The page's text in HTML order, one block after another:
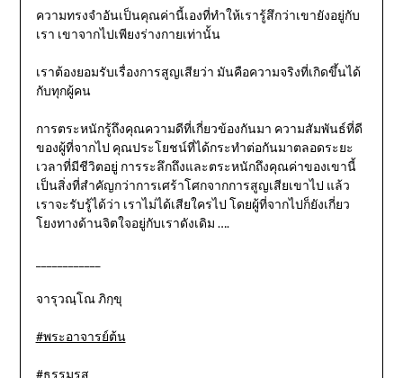
ความทรงจำอันเป็นคุณค่านี้เองที่ทำให้เรารู้สึกว่าเขายังอยู่กับ
เรา เขาจากไปเพียงร่างกายเท่านั้น
เราต้องยอมรับเรื่องการสูญเสียว่า มันคือความจริงที่เกิดขึ้นได้
กับทุกผู้คน
การตระหนักรู้ถึงคุณความดีที่เกี่ยวข้องกันมา ความสัมพันธ์ที่ดี
ของผู้ที่จากไป คุณประโยชน์ที่ได้กระทำต่อกันมาตลอดระยะ
เวลาที่มีชีวิตอยู่ การระลึกถึงและตระหนักถึงคุณค่าของเขานี้
เป็นสิ่งที่สำคัญกว่าการเศร้าโศกจากการสูญเสียเขาไป แล้ว
เราจะรับรู้ได้ว่า เราไม่ได้เสียใครไป โดยผู้ที่จากไปก็ยังเกี่ยว
โยงทางด้านจิตใจอยู่กับเราดังเดิม ….
จารุวณฺโณ ภิกฺขุ
#พระอาจารย์ต้น
#ธรรมรส